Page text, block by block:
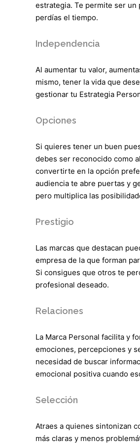
estrategia. Te permite ser un
perdías el tiempo.
Independencia
Al aumentar tu valor,
mismo, tener la vida que
gestionar tu Estrategia
Opciones
Si quieres tener un buen
debes ser reconocido como
convertirte en la opción
audiencia te abre puertas y
pero multiplica las
Prestigio
Las marcas que destacan
empresa de la que forman
Si consigues que otros te
profesional deseado.
Relaciones
La Marca Personal facilita y
emociones, percepciones y
necesidad de buscar
emocional positiva cuando
Selección
Atraes a quienes sintonizan
más claras y menos